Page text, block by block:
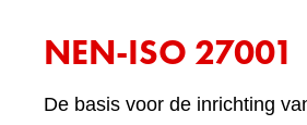
NEN-ISO 27001
De basis voor de inrichting